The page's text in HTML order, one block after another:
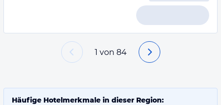
1 von 84
Häufige Hotelmerkmale in dieser Region: